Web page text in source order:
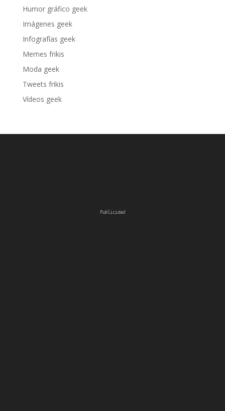
Humor gráfico geek
Imágenes geek
Infografías geek
Memes frikis
Moda geek
Tweets frikis
Vídeos geek
Publicidad